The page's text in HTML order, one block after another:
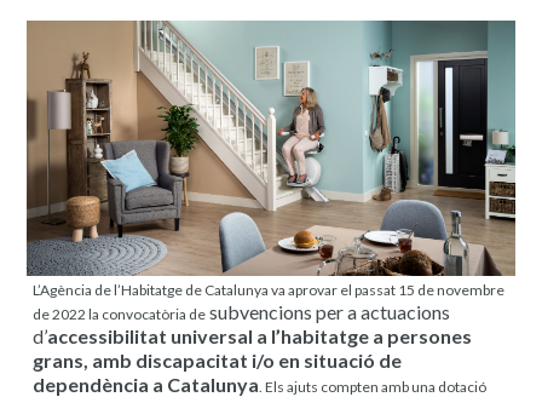
L’Agència de l’Habitatge de Catalunya va aprovar el passat 15 de novembre
de 2022 la convocatòria de subvencions per a actuacions
d’accessibilitat universal a l’habitatge a persones
grans, amb discapacitat i/o en situació de
dependència a Catalunya . Els ajuts compten amb una dotació